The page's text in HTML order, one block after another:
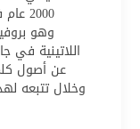
اللاتينية في
عن أصول